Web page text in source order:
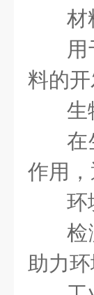
材
料的
生
在
作用
环
检
助力